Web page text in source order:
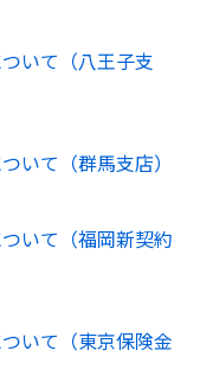
いて（八王子支
いて（群馬支店）
いて（福岡新契約
いて（東京保険金